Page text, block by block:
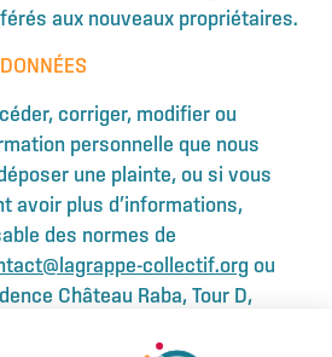
aux nouveaux propriétaires.
corriger, modifier ou
personnelle que nous
une plainte, ou si vous
avoir plus d’informations,
des normes de
collectif.org ou
Château Raba, Tour D,